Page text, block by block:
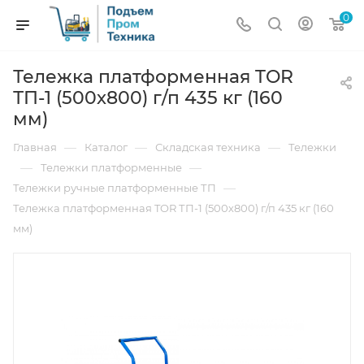
0
Тележка платформенная TOR
ТП-1 (500х800) г/п 435 кг (160
мм)
Главная — Каталог — Складская техника — Тележки
— Тележки платформенные —
Тележки ручные платформенные ТП —
Тележка платформенная TOR ТП-1 (500х800) г/п 435 кг (160
мм)